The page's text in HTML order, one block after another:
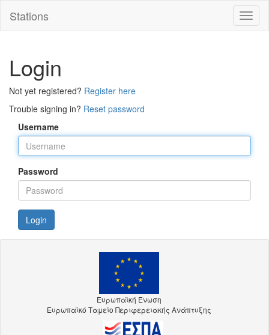
Stations
Login
Not yet registered? Register here
Trouble signing in? Reset password
Username
Password
Login
Ευρωπαϊκή Ένωση
Ευρωπαϊκό Ταμείο Περιφερειακής Ανάπτυξης